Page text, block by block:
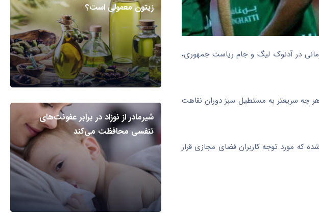
در آدنوک لیگ و جام ریاست جمهوری،
چه سریعتر به مستطیل سبز دوران نقاهت
که مورد توجه کاربران فضای مجازی قرار
زیتون معمولی است؟
شیرمادر از نوزاد در برابر عفونت‌های
تنفسی محافظت می‌کند